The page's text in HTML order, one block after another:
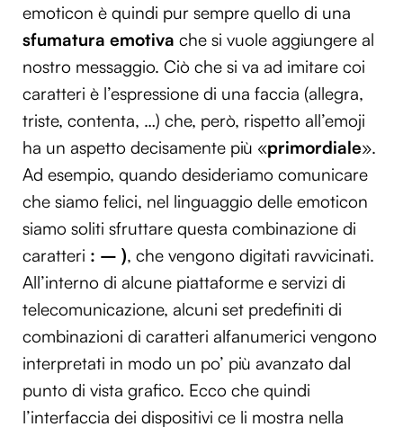
emoticon è quindi pur sempre quello di una
sfumatura emotiva che si vuole aggiungere al
nostro messaggio. Ciò che si va ad imitare coi
caratteri è l’espressione di una faccia (allegra,
triste, contenta, …) che, però, rispetto all’emoji
ha un aspetto decisamente più «primordiale».
Ad esempio, quando desideriamo comunicare
che siamo felici, nel linguaggio delle emoticon
siamo soliti sfruttare questa combinazione di
caratteri : – ), che vengono digitati ravvicinati.
All’interno di alcune piattaforme e servizi di
telecomunicazione, alcuni set predefiniti di
combinazioni di caratteri alfanumerici vengono
interpretati in modo un po’ più avanzato dal
punto di vista grafico. Ecco che quindi
l’interfaccia dei dispositivi ce li mostra nella